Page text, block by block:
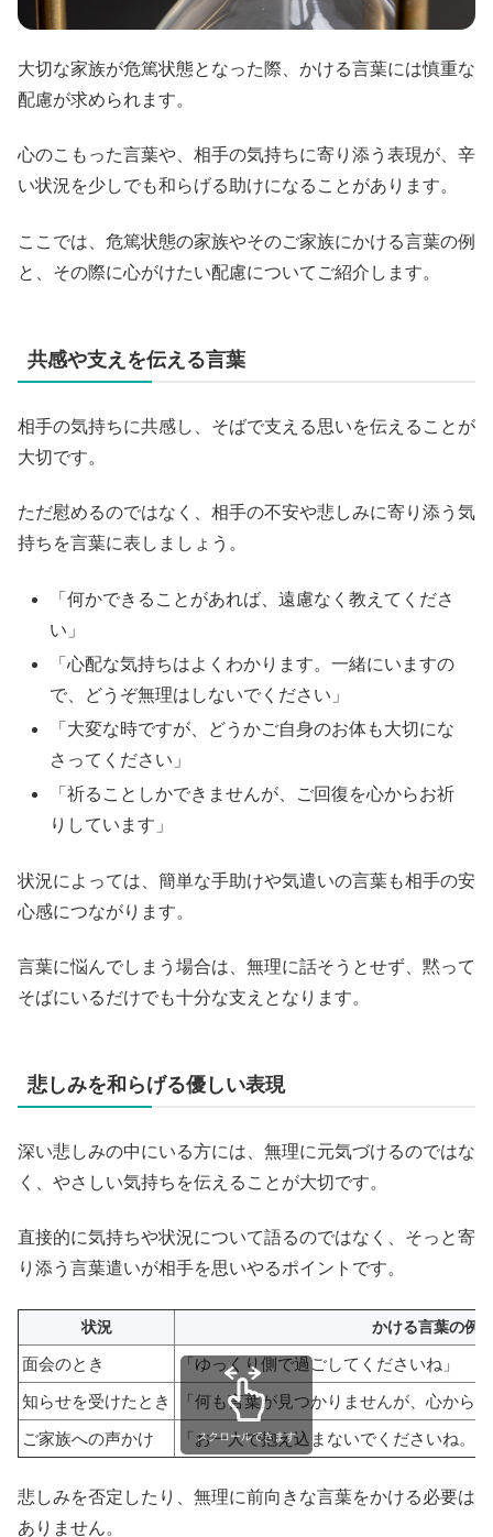
大切な家族が危篤状態となった際、かける言葉には慎重な
配慮が求められます。
心のこもった言葉や、相手の気持ちに寄り添う表現が、辛
い状況を少しでも和らげる助けになることがあります。
ここでは、危篤状態の家族やそのご家族にかける言葉の例
と、その際に心がけたい配慮についてご紹介します。
共感や支えを伝える言葉
相手の気持ちに共感し、そばで支える思いを伝えることが
大切です。
ただ慰めるのではなく、相手の不安や悲しみに寄り添う気
持ちを言葉に表しましょう。
「何かできることがあれば、遠慮なく教えてくださ
い」
「心配な気持ちはよくわかります。一緒にいますの
で、どうぞ無理はしないでください」
「大変な時ですが、どうかご自身のお体も大切にな
さってください」
「祈ることしかできませんが、ご回復を心からお祈
りしています」
状況によっては、簡単な手助けや気遣いの言葉も相手の安
心感につながります。
言葉に悩んでしまう場合は、無理に話そうとせず、黙って
そばにいるだけでも十分な支えとなります。
悲しみを和らげる優しい表現
深い悲しみの中にいる方には、無理に元気づけるのではな
く、やさしい気持ちを伝えることが大切です。
直接的に気持ちや状況について語るのではなく、そっと寄
り添う言葉遣いが相手を思いやるポイントです。
状況 かける言葉の例
面会のとき
「ゆっくり側で過ごしてくださいね」
知らせを受けたとき
「何も言葉が見つかりませんが、心から
ご家族への声かけ
「お一人で抱え込まないでくださいね。
スクロールできます
悲しみを否定したり、無理に前向きな言葉をかける必要は
ありません。